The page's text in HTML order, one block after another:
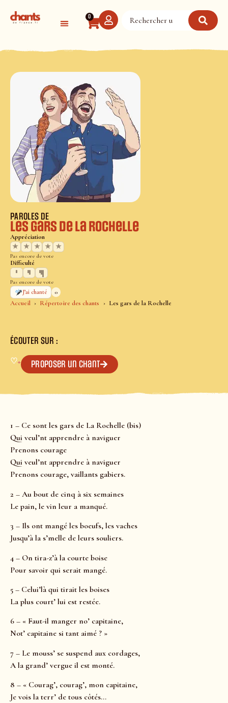
0
Accueil Répertoire des chants Les gars de la Rochelle
PAROLES DE
Les gars de la Rochelle
Appréciation
★
★ ★ ★ ★
Pas encore de vote
Difficulté
Pas encore de vote
J’ai chanté
0
ÉCOUTER SUR :
♡+ Proposer un chant
1 – Ce sont les gars de La Rochelle (bis)
Qui veul’nt apprendre à naviguer
Prenons courage
Qui veul’nt apprendre à naviguer
Prenons courage, vaillants gabiers.
2 – Au bout de cinq à six semaines
Le pain, le vin leur a manqué.
3 – Ils ont mangé les boeufs, les vaches
Jusqu’à la s’melle de leurs souliers.
4 – On tira-z’à la courte boise
Pour savoir qui serait mangé.
5 – Celui’là qui tirait les boises
La plus court’ lui est restée.
6 – « Faut-il manger no’ capitaine,
Not’ capitaine si tant aimé ? »
7 – Le mouss’ se suspend aux cordages,
A la grand’ vergue il est monté.
8 – « Courag’, courag’, mon capitaine,
Je vois la terr’ de tous côtés…